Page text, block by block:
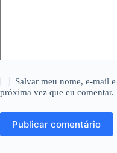
Salvar meu nome, e-mail
próxima vez que eu comentar.
Publicar comentário